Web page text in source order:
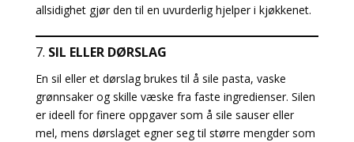
allsidighet gjør den til en uvurderlig hjelper i kjøkkenet.
7. SIL ELLER DØRSLAG
En sil eller et dørslag brukes til å sile pasta, vaske
grønnsaker og skille væske fra faste ingredienser. Silen
er ideell for finere oppgaver som å sile sauser eller
mel, mens dørslaget egner seg til større mengder som